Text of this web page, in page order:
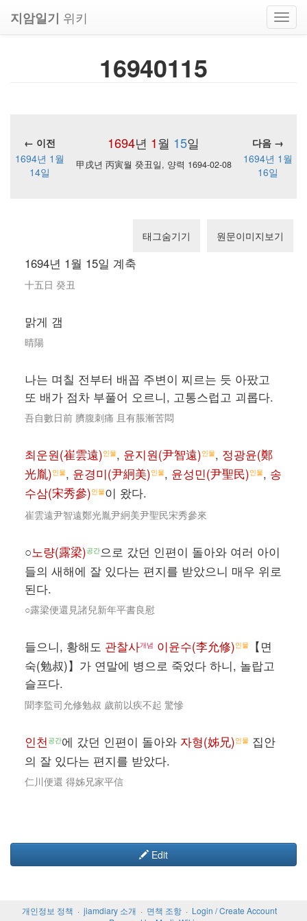
지암일기 위키
16940115
1694년 1월 15일
← 이전
다음 →
1694년 1월
14일
甲戌년 丙寅월 癸丑일, 양력 1694-02-08
1694년 1월
16일
태그숨기기 원문이미지보기
1694년 1월 15일 계축
十五日 癸丑
맑게 갬
晴陽
나는 며칠 전부터 배꼽 주변이 찌르는 듯 아팠고
또 배가 점차 부풀어 오르니, 고통스럽고 괴롭다.
吾自數日前 臍腹刺痛 且有脹漸苦悶
최운원(崔雲遠)인물, 윤지원(尹智遠)인물, 정광윤(鄭
光胤)인물, 윤경미(尹絅美)인물, 윤성민(尹聖民)인물, 송
수삼(宋秀參)인물이 왔다.
崔雲遠尹智遠鄭光胤尹絅美尹聖民宋秀參來
○노량(露梁)공간으로 갔던 인편이 돌아와 여러 아이
들의 새해에 잘 있다는 편지를 받았으니 매우 위로
된다.
○露梁便還見諸兒新年平書良慰
들으니, 황해도 관찰사개념 이윤수(李允修)인물
【면
숙(勉叔)】가 연말에 병으로 죽었다 하니, 놀랍고
슬프다.
聞李監司允修勉叔 歲前以疾不起 驚慘
인천 공간에 갔던 인편이 돌아와 자형(姊兄)인물 집안
의 잘 있다는 편지를 받았다.
仁川便還 得姊兄家平信
Edit
개인정보 정책 jiamdiary 소개 면책 조항
Login / Create Account